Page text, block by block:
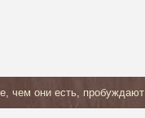
чем они есть, пробуждают